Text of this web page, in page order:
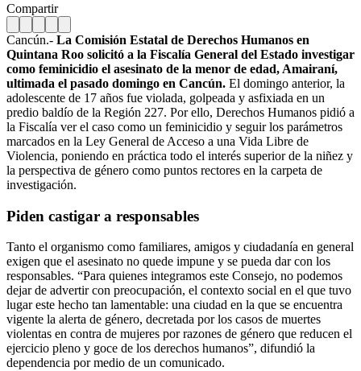
Compartir
Cancún.- La Comisión Estatal de Derechos Humanos en
Quintana Roo solicitó a la Fiscalía General del Estado investigar
como feminicidio el asesinato de la menor de edad, Amairaní,
ultimada el pasado domingo en Cancún. El domingo anterior, la
adolescente de 17 años fue violada, golpeada y asfixiada en un
predio baldío de la Región 227. Por ello, Derechos Humanos pidió a
la Fiscalía ver el caso como un feminicidio y seguir los parámetros
marcados en la Ley General de Acceso a una Vida Libre de
Violencia, poniendo en práctica todo el interés superior de la niñez y
la perspectiva de género como puntos rectores en la carpeta de
investigación.
Piden castigar a responsables
Tanto el organismo como familiares, amigos y ciudadanía en general
exigen que el asesinato no quede impune y se pueda dar con los
responsables. “Para quienes integramos este Consejo, no podemos
dejar de advertir con preocupación, el contexto social en el que tuvo
lugar este hecho tan lamentable: una ciudad en la que se encuentra
vigente la alerta de género, decretada por los casos de muertes
violentas en contra de mujeres por razones de género que reducen el
ejercicio pleno y goce de los derechos humanos”, difundió la
dependencia por medio de un comunicado.